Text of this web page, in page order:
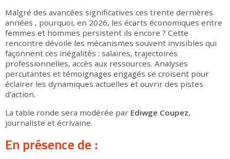
Malgré des avancées significatives ces trente dernières
années , pourquoi, en 2026, les écarts économiques entre
femmes et hommes persistent ils encore ? Cette
rencontre dévoile les mécanismes souvent invisibles qui
façonnent ces inégalités : salaires, trajectoires
professionnelles, accès aux ressources. Analyses
percutantes et témoignages engagés se croisent pour
éclairer les dynamiques actuelles et ouvrir des pistes
d’action.
La table ronde sera modérée par Ediwge Coupez,
journaliste et écrivaine.
En présence de :